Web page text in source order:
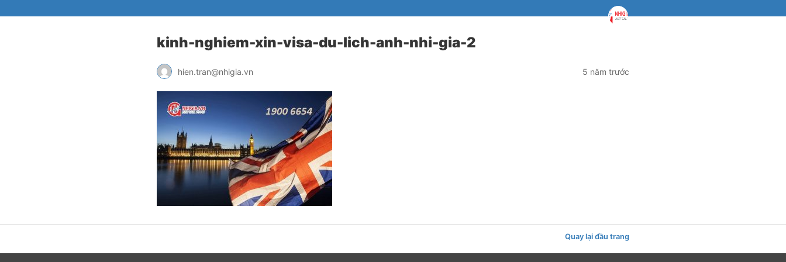
kinh-nghiem-xin-visa-du-lich-anh-nhi-gia-2
hien.tran@nhigia.vn 5 năm trước
Quay lại đầu trang